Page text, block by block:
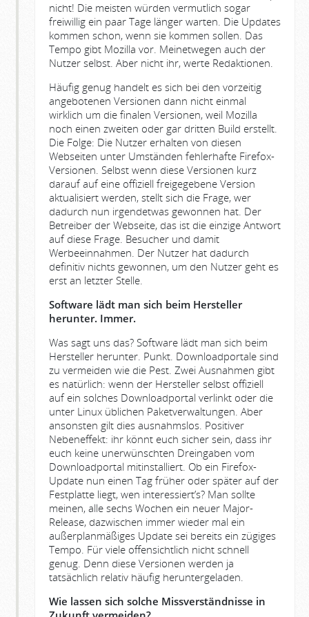
nicht! Die meisten würden vermutlich sogar
freiwillig ein paar Tage länger warten. Die Updates
kommen schon, wenn sie kommen sollen. Das
Tempo gibt Mozilla vor. Meinetwegen auch der
Nutzer selbst. Aber nicht ihr, werte Redaktionen.
Häufig genug handelt es sich bei den vorzeitig
angebotenen Versionen dann nicht einmal
wirklich um die finalen Versionen, weil Mozilla
noch einen zweiten oder gar dritten Build erstellt.
Die Folge: Die Nutzer erhalten von diesen
Webseiten unter Umständen fehlerhafte Firefox-
Versionen. Selbst wenn diese Versionen kurz
darauf auf eine offiziell freigegebene Version
aktualisiert werden, stellt sich die Frage, wer
dadurch nun irgendetwas gewonnen hat. Der
Betreiber der Webseite, das ist die einzige Antwort
auf diese Frage. Besucher und damit
Werbeeinnahmen. Der Nutzer hat dadurch
definitiv nichts gewonnen, um den Nutzer geht es
erst an letzter Stelle.
Software lädt man sich beim Hersteller
herunter. Immer.
Was sagt uns das? Software lädt man sich beim
Hersteller herunter. Punkt. Downloadportale sind
zu vermeiden wie die Pest. Zwei Ausnahmen gibt
es natürlich: wenn der Hersteller selbst offiziell
auf ein solches Downloadportal verlinkt oder die
unter Linux üblichen Paketverwaltungen. Aber
ansonsten gilt dies ausnahmslos. Positiver
Nebeneffekt: ihr könnt euch sicher sein, dass ihr
euch keine unerwünschten Dreingaben vom
Downloadportal mitinstalliert. Ob ein Firefox-
Update nun einen Tag früher oder später auf der
Festplatte liegt, wen interessiert’s? Man sollte
meinen, alle sechs Wochen ein neuer Major-
Release, dazwischen immer wieder mal ein
außerplanmäßiges Update sei bereits ein zügiges
Tempo. Für viele offensichtlich nicht schnell
genug. Denn diese Versionen werden ja
tatsächlich relativ häufig heruntergeladen.
Wie lassen sich solche Missverständnisse in